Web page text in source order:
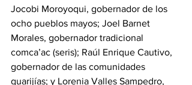
Jocobi Moroyoqui, gobernador de los
ocho pueblos mayos; Joel Barnet
Morales, gobernador tradicional
comca’ac (seris); Raúl Enrique Cautivo,
gobernador de las comunidades
guarijías; y Lorenia Valles Sampedro,